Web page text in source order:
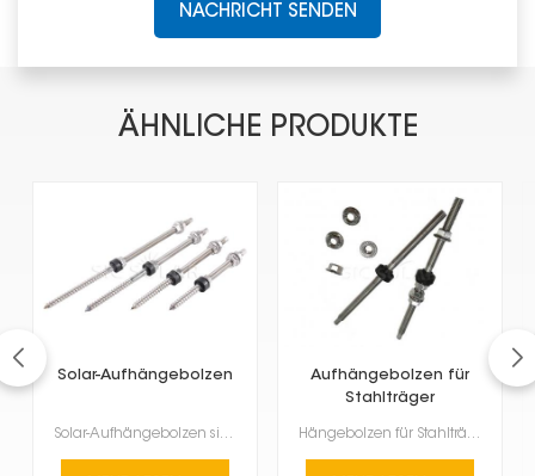
NACHRICHT SENDEN
ÄHNLICHE PRODUKTE
Solar-Aufhängebolzen
Solar-Aufhängebolzen sind spezielle Schrauben, mit denen Solarpaneele an verschiedenen Dacharten bef...
Aufhängebolzen für
Stahlträger
Hängebolzen für Stahlträger sind gängige Befestigungselemente, die in Solaranlagen, Gebäuden und ind...